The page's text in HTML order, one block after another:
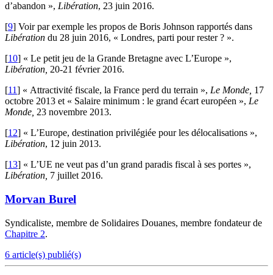
d’abandon », Libération, 23 juin 2016.
[9] Voir par exemple les propos de Boris Johnson rapportés dans
Libération du 28 juin 2016, « Londres, parti pour rester ? ».
[10] « Le petit jeu de la Grande Bretagne avec L’Europe »,
Libération, 20-21 février 2016.
[11] « Attractivité fiscale, la France perd du terrain », Le Monde, 17
octobre 2013 et « Salaire minimum : le grand écart européen », Le
Monde, 23 novembre 2013.
[12] « L’Europe, destination privilégiée pour les délocalisations »,
Libération, 12 juin 2013.
[13] « L’UE ne veut pas d’un grand paradis fiscal à ses portes »,
Libération, 7 juillet 2016.
Morvan Burel
Syndicaliste, membre de Solidaires Douanes, membre fondateur de
Chapitre 2.
6 article(s) publié(s)